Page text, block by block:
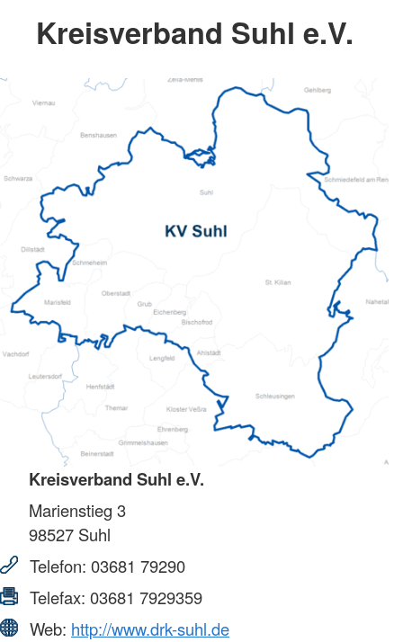
Kreisverband Suhl e.V.
Kreisverband Suhl e.V.
Marienstieg 3
98527 Suhl
Telefon: 03681 79290
Telefax: 03681 7929359
Web: http://www.drk-suhl.de